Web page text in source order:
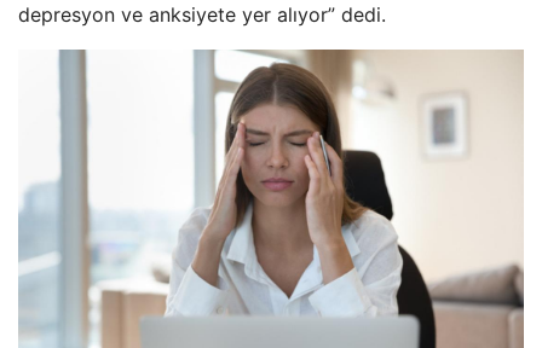
depresyon ve anksiyete yer alıyor” dedi.